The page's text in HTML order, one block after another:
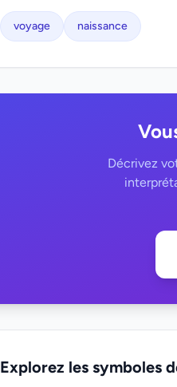
voyage naissance
Décrivez
Explorez les symboles